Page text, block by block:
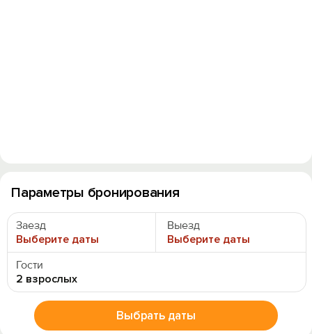
Параметры бронирования
Заезд
Выберите даты
Выезд
Выберите даты
Гости
2 взрослых
Выбрать даты